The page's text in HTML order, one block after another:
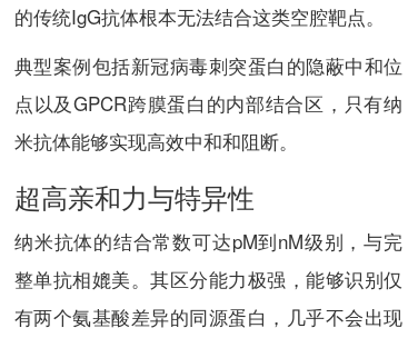
的传统IgG抗体根本无法结合这类空腔靶点。
典型案例包括新冠病毒刺突蛋白的隐蔽中和位
点以及GPCR跨膜蛋白的内部结合区，只有纳
米抗体能够实现高效中和和阻断。
超高亲和力与特异性
纳米抗体的结合常数可达pM到nM级别，与完
整单抗相媲美。其区分能力极强，能够识别仅
有两个氨基酸差异的同源蛋白，几乎不会出现